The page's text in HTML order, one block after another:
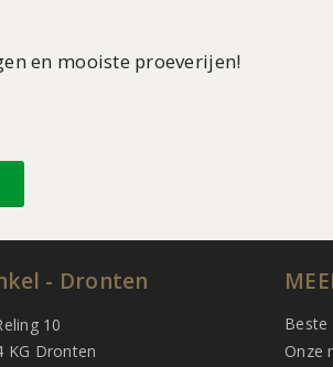
en mooiste proeverijen!
- Dronten
10
KG Dronten
Beste
Onze